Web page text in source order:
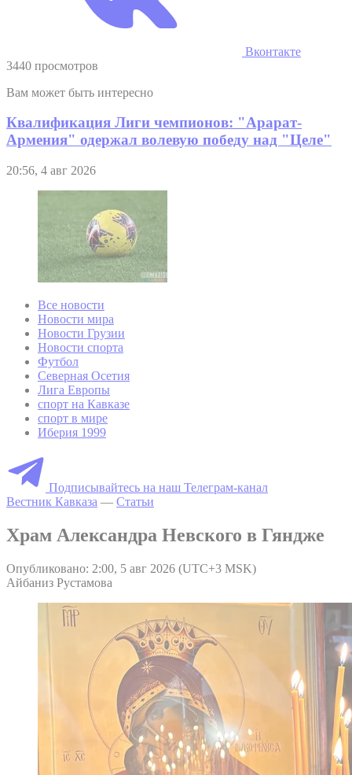
Вконтакте
3440 просмотров
Вам может быть интересно
Квалификация Лиги чемпионов: "Арарат-
Армения" одержал волевую победу над "Целе"
20:56, 4 авг 2026
Все новости
Новости мира
Новости Грузии
Новости спорта
Футбол
Северная Осетия
Лига Европы
спорт на Кавказе
спорт в мире
Иберия 1999
Подписывайтесь на наш Телеграм-канал
Вестник Кавказа — Статьи
Храм Александра Невского в Гяндже
Опубликовано: 2:00, 5 авг 2026 (UTC+3 MSK)
Айбаниз Рустамова